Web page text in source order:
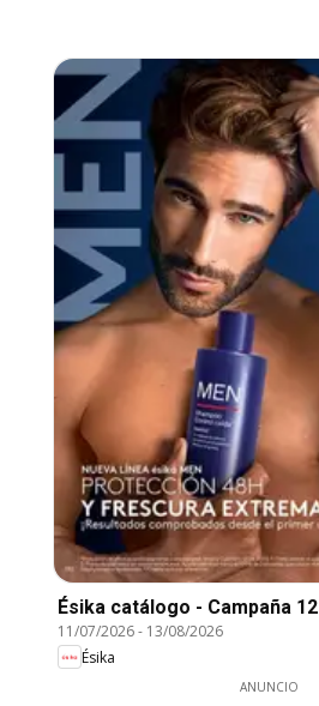
Ésika catálogo - Campaña 12
11/07/2026- 13/08/2026
Ésika
ANUNCIO